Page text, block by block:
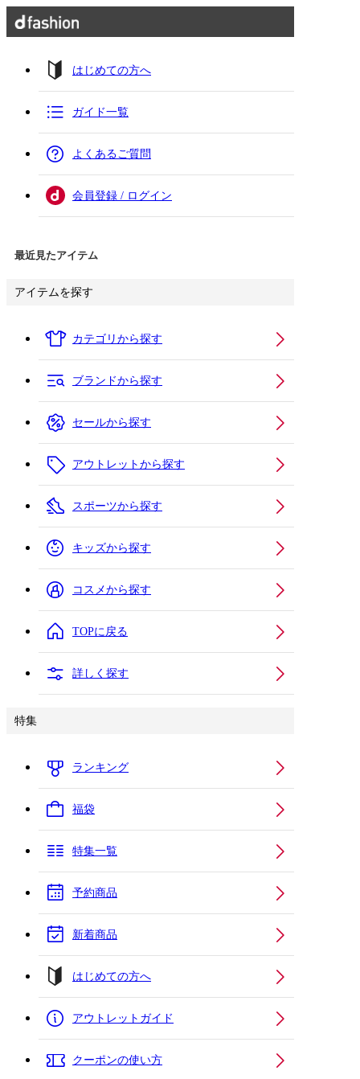
はじめての方へ
ガイド一覧
よくあるご質問
会員登録 / ログイン
最近見たアイテム
アイテムを探す
カテゴリから探す
ブランドから探す
セールから探す
アウトレットから探す
スポーツから探す
キッズから探す
コスメから探す
TOPに戻る
詳しく探す
特集
ランキング
福袋
特集一覧
予約商品
新着商品
はじめての方へ
アウトレットガイド
クーポンの使い方